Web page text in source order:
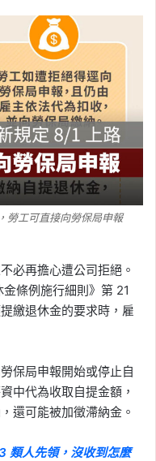
勞工可直接向勞保局申報
必再擔心遭公司拒絕。
條例施行細則》第 21
繳退休金的要求時，雇
保局申報開始或停止自
中代為收取自提金額，
還可能被加徵滯納金。
類人先領，沒收到怎麼